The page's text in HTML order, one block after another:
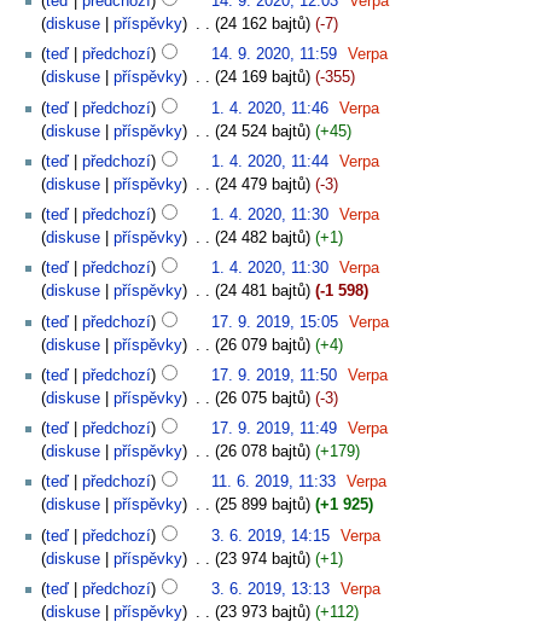
diskuse
příspěvky 24 162 bajtů
-7
teď
předchozí 14. 9. 2020, 11:59
Verpa
diskuse
příspěvky 24 169 bajtů
-355
teď
předchozí 1. 4. 2020, 11:46
Verpa
diskuse
příspěvky 24 524 bajtů
+45
teď
předchozí 1. 4. 2020, 11:44
Verpa
diskuse
příspěvky 24 479 bajtů
-3
teď
předchozí 1. 4. 2020, 11:30
Verpa
diskuse
příspěvky 24 482 bajtů
+1
teď
předchozí 1. 4. 2020, 11:30
Verpa
diskuse
příspěvky 24 481 bajtů
-1 598
teď
předchozí 17. 9. 2019, 15:05
Verpa
diskuse
příspěvky 26 079 bajtů
+4
teď
předchozí 17. 9. 2019, 11:50
Verpa
diskuse
příspěvky 26 075 bajtů
-3
teď
předchozí 17. 9. 2019, 11:49
Verpa
diskuse
příspěvky 26 078 bajtů
+179
teď
předchozí 11. 6. 2019, 11:33
Verpa
diskuse
příspěvky 25 899 bajtů
+1 925
teď
předchozí 3. 6. 2019, 14:15
Verpa
diskuse
příspěvky 23 974 bajtů
+1
teď
předchozí 3. 6. 2019, 13:13
Verpa
diskuse
příspěvky 23 973 bajtů
+112